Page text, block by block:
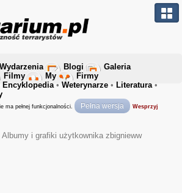
Wydarzenia Blogi
Galeria
Filmy My
Firmy
Encyklopedia• Weterynarze • Literatura•
ma pełnej funkcjonalności. Pełna wersja Wesprzyj
Albumy i grafiki użytkownika zbignieww